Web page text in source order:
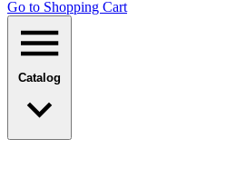
Go to Shopping Сart
Catalog